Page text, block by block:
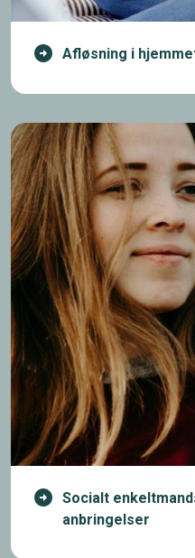
Afløsning i
Socialt
anbringelser